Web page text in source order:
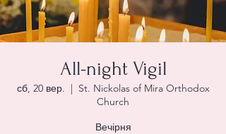
All-night Vigil
сб, 20 вер.
  |
St. Nickolas of Mira Orthodox
Church
Вечірня